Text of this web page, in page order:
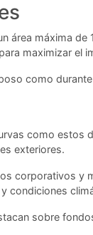
área máxima
maximizar el
como
como
exteriores.
corporativos
condiciones
sobre